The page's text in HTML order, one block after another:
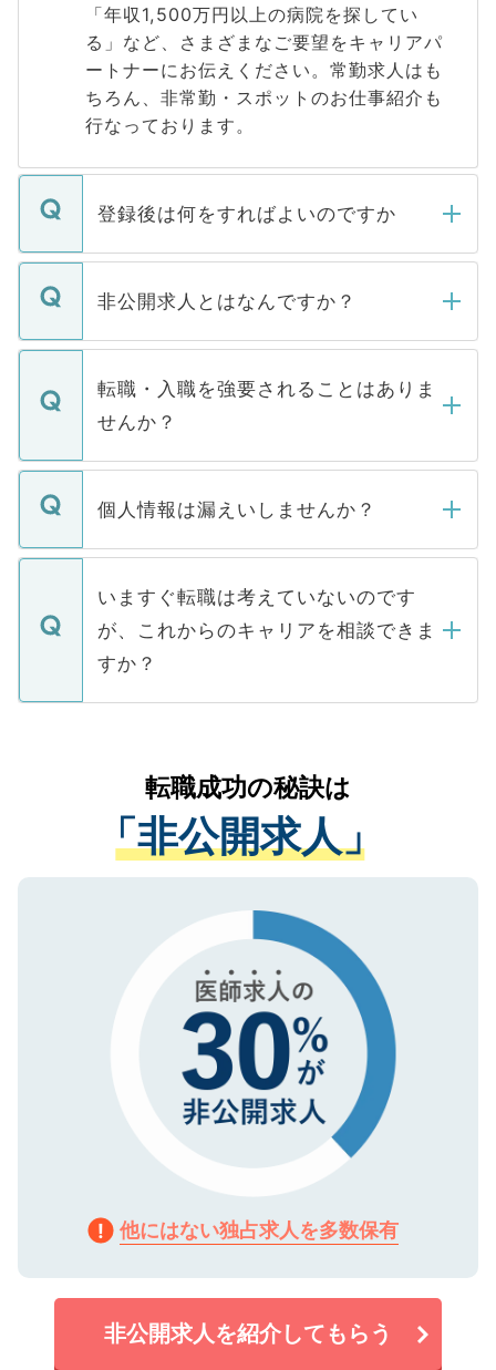
「年収1,500万円以上の病院を探してい
る」など、さまざまなご要望をキャリアパ
ートナーにお伝えください。常勤求人はも
ちろん、非常勤・スポットのお仕事紹介も
行なっております。
登録後は何をすればよいのですか
ご登録いただきましたら、弊社担当者がご
登録内容を確認し、その後メールもしくは
ます。通常、5営業日以内にはご連絡をせて
いただきますので、しばらくお待ちくださ
非公開求人とはなんですか？
マイナビDOCTORで取り扱っている求人の
うち約3割は、Webサイトからご覧いただ
けない「非公開求人」です。非公開求人は
下記の理由によって、一般には公開してい
ません。
■応募殺到を避けるため 人気のある医療機
関を公にしてしまうと、応募が殺到する場
に、医療機関が求める条件に合った人材の
みを人材紹介会社に依頼するケースが増え
ています。
転職・入職を強要されることはありま
せんか？
転職・入職を強要することは一切ありませ
ん。また、仮に応募先から内定をいただい
定を承諾する必要はありません。内定先へ
の辞退の連絡はキャリアパートナーが行い
個人情報は漏えいしませんか？
個人情報が漏えいすることはありませんの
で、ご安心ください。当サイトからの登録
などで収集したご登録者様の個人情報は、
ご本人のキャリアアップおよび転職活動の
支援を目的に使用いたします。お預かりし
ているすべての個人データはご本人の許可
は、個人情報の取り扱いについての厳密な
管理基準を満たした事業者のみに付与され
る、プライバシーマークを取得済みです。
で、機密保持に関してもご安心ください。
いますぐ転職は考えていないのです
が、これからのキャリアを相談できま
すか？
かがいして、現在の医療機関の状況や紹介
経験をまじえながら、適切なアドバイスを
させていただきます。すぐにご転職をされ
ない方には、長期的なサポートが可能です
ので、まずはご登録ください。
転職成功の秘訣は
「非公開求人」
他にはない独占求人を多数保有
非公開求人を紹介してもらう